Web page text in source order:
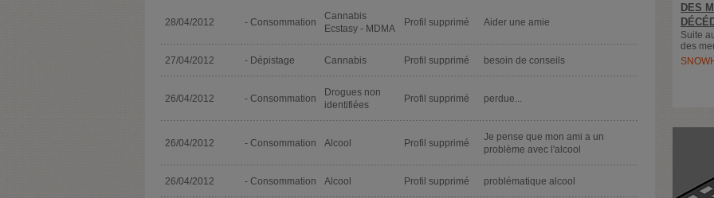
28/04/2012 - Consommation
Cannabis
Ecstasy - MDMA
Profil supprimé Aider une amie
27/04/2012 - Dépistage Cannabis Profil supprimé besoin de conseils
26/04/2012 - Consommation
Drogues non
identifiées
Profil supprimé perdue...
26/04/2012 - Consommation Alcool Profil supprimé
Je pense que mon ami a un
problème avec l'alcool
26/04/2012 - Consommation Alcool Profil supprimé problématique alcool
DES
Suite
des